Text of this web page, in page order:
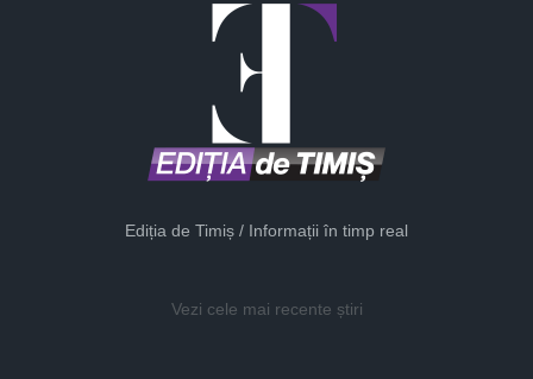
Ediția de Timiș / Informații în timp real
Vezi cele mai recente știri